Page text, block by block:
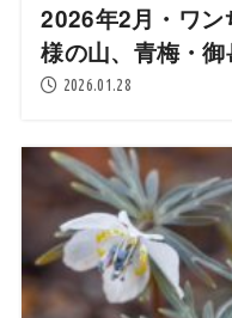
2026年2月・ワン
様の山、青梅・
2026.01.28